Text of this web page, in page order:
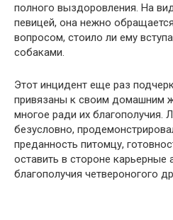
полного выздоровления. На
певицей, она нежно
вопросом, стоило ли ему
собаками.
Этот инцидент еще раз
привязаны к своим домашним
многое ради их благополучия.
безусловно,
преданность питомцу,
оставить в стороне
благополучия четвероногого